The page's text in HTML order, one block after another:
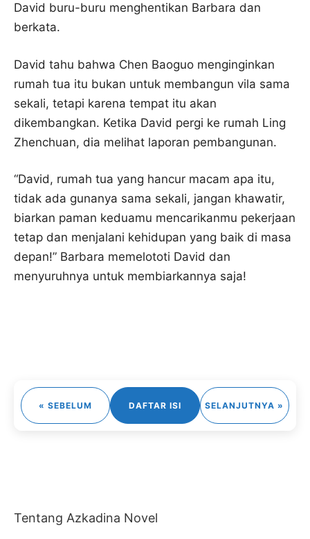
David buru-buru menghentikan Barbara dan
berkata.
David tahu bahwa Chen Baoguo menginginkan
rumah tua itu bukan untuk membangun vila sama
sekali, tetapi karena tempat itu akan
dikembangkan. Ketika David pergi ke rumah Ling
Zhenchuan, dia melihat laporan pembangunan.
“David, rumah tua yang hancur macam apa itu,
tidak ada gunanya sama sekali, jangan khawatir,
biarkan paman keduamu mencarikanmu pekerjaan
tetap dan menjalani kehidupan yang baik di masa
depan!” Barbara memelototi David dan
menyuruhnya untuk membiarkannya saja!
« SEBELUM DAFTAR ISI SELANJUTNYA »
Tentang Azkadina Novel